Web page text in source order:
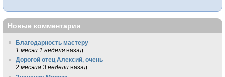
Новые комментарии
Благодарность мастеру
1 месяц 1 неделя назад
Дорогой отец Алексий, очень
2 месяца 3 недели назад